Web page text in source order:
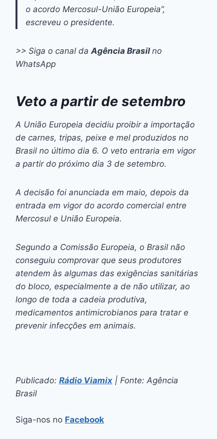
o acordo Mercosul-União Europeia”,
escreveu o presidente.
>> Siga o canal da Agência Brasil no
WhatsApp
Veto a partir de setembro
A União Europeia decidiu proibir a importação
de carnes, tripas, peixe e mel produzidos no
Brasil no último dia 6. O veto entraria em vigor
a partir do próximo dia 3 de setembro.
A decisão foi anunciada em maio, depois da
entrada em vigor do acordo comercial entre
Mercosul e União Europeia.
Segundo a Comissão Europeia, o Brasil não
conseguiu comprovar que seus produtores
atendem às algumas das exigências sanitárias
do bloco, especialmente a de não utilizar, ao
longo de toda a cadeia produtiva,
medicamentos antimicrobianos para tratar e
prevenir infecções em animais.
Publicado: Rádio Viamix | Fonte: Agência
Brasil
Siga-nos no Facebook